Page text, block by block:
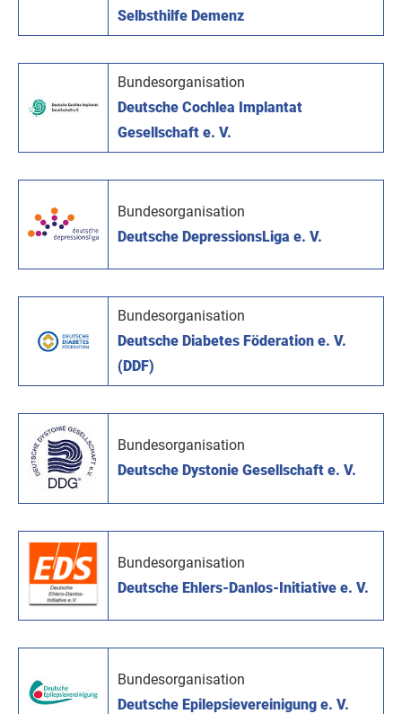
Selbsthilfe Demenz
Bundesorganisation
Deutsche Cochlea Implantat
Gesellschaft e. V.
Bundesorganisation
Deutsche DepressionsLiga e. V.
Bundesorganisation
Deutsche Diabetes Föderation e. V.
(DDF)
Bundesorganisation
Deutsche Dystonie Gesellschaft e. V.
Bundesorganisation
Deutsche Ehlers-Danlos-Initiative e. V.
Bundesorganisation
Deutsche Epilepsievereinigung e. V.